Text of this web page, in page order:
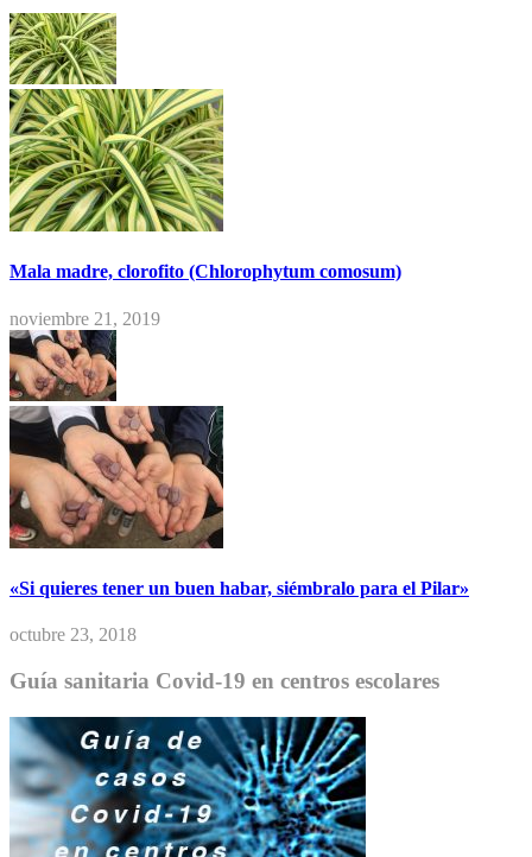
Mala madre, clorofito (Chlorophytum comosum)
noviembre 21, 2019
«Si quieres tener un buen habar, siémbralo para el Pilar»
octubre 23, 2018
Guía sanitaria Covid-19 en centros escolares